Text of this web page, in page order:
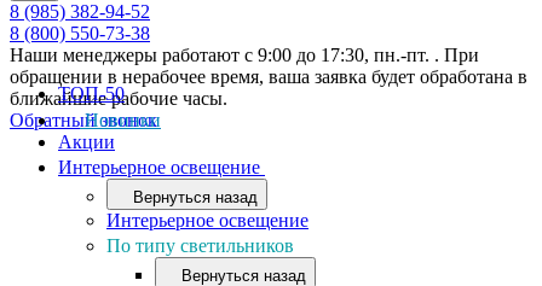
8 (985) 382-94-52
8 (800) 550-73-38
Наши менеджеры работают с 9:00 до 17:30, пн.-пт. . При
обращении в нерабочее время, ваша заявка будет обработана в
ближайшие рабочие часы.
Обратный звонок
ТОП-50
Новинки
Акции
Интерьерное освещение
Вернуться назад
Интерьерное освещение
По типу светильников
Вернуться назад